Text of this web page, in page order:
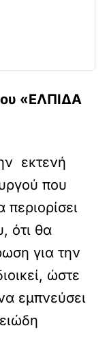
«ΕΛΠΙΔΑ
εκτενή
που
ότι θα
για την
ώστε
εμπνεύσει